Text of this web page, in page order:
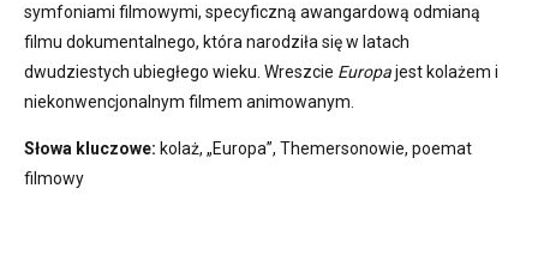
symfoniami filmowymi, specyficzną awangardową odmianą
filmu dokumentalnego, która narodziła się w latach
dwudziestych ubiegłego wieku. Wreszcie Europajest kolażem i
niekonwencjonalnym filmem animowanym.
Słowa kluczowe: kolaż, „Europa”, Themersonowie, poemat
filmowy